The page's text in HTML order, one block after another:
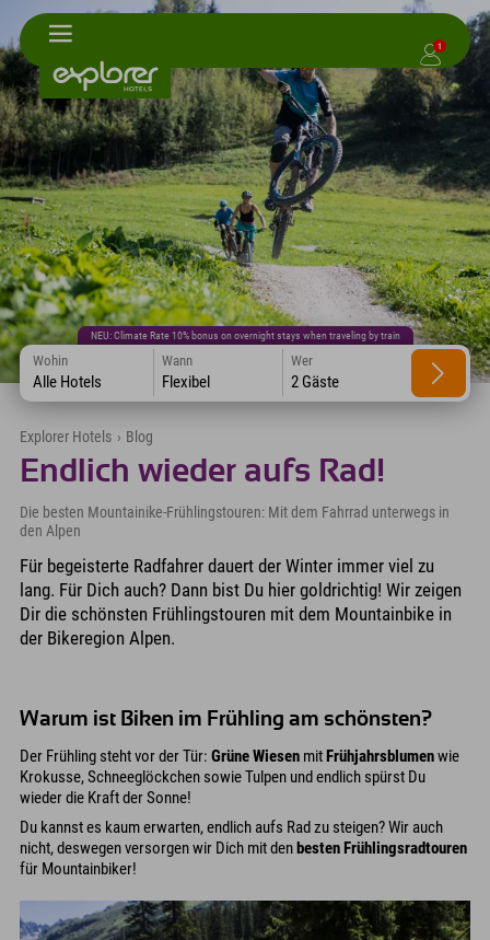
1
NEU: Climate Rate 10% bonus on overnight stays when traveling by train
Wohin
Alle Hotels
Wann
Flexibel
Wer
2 Gäste
Explorer Hotels › Blog
Endlich wieder aufs Rad!
Die besten Mountainike-Frühlingstouren: Mit dem Fahrrad unterwegs in
den Alpen
Für begeisterte Radfahrer dauert der Winter immer viel zu
lang. Für Dich auch? Dann bist Du hier goldrichtig! Wir zeigen
Dir die schönsten Frühlingstouren mit dem Mountainbike in
der Bikeregion Alpen.
Warum ist Biken im Frühling am schönsten?
Der Frühling steht vor der Tür: Grüne Wiesen mitFrühjahrsblumenwie
Krokusse, Schneeglöckchen sowie Tulpen und endlich spürst Du
wieder die Kraft der Sonne!
Du kannst es kaum erwarten, endlich aufs Rad zu steigen? Wir auch
nicht, deswegen versorgen wir Dich mit denbesten Frühlingsradtouren
für Mountainbiker!